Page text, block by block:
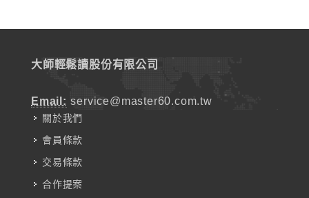
大師輕鬆讀股份有限公司
Email: service@master60.com.tw
關於我們
會員條款
交易條款
合作提案